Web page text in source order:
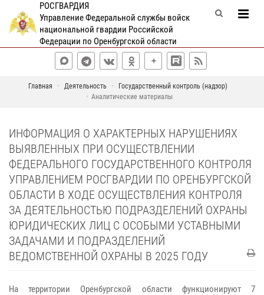
РОСГВАРДИЯ
Управление Федеральной службы войск
национальной гвардии Российской
Федерации по Оренбургской области
Главная Деятельность
Государственный контроль (надзор)
Аналитические материалы
ИНФОРМАЦИЯ О ХАРАКТЕРНЫХ НАРУШЕНИЯХ
ВЫЯВЛЕННЫХ ПРИ ОСУЩЕСТВЛЕНИИ
ФЕДЕРАЛЬНОГО ГОСУДАРСТВЕННОГО КОНТРОЛЯ
УПРАВЛЕНИЕМ РОСГВАРДИИ ПО ОРЕНБУРГСКОЙ
ОБЛАСТИ В ХОДЕ ОСУЩЕСТВЛЕНИЯ КОНТРОЛЯ
ЗА ДЕЯТЕЛЬНОСТЬЮ ПОДРАЗДЕЛЕНИЙ ОХРАНЫ
ЮРИДИЧЕСКИХ ЛИЦ С ОСОБЫМИ УСТАВНЫМИ
ЗАДАЧАМИ И ПОДРАЗДЕЛЕНИЙ
ВЕДОМСТВЕННОЙ ОХРАНЫ В 2025 ГОДУ
На территории Оренбургской области функционируют 7